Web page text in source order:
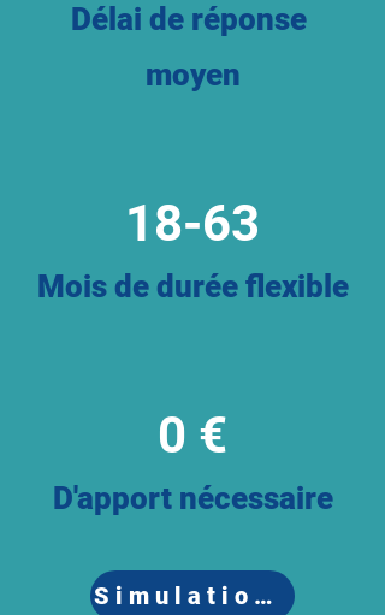
Délai de réponse
moyen
18-63
Mois de durée flexible
0 €
D'apport nécessaire
Simulation gratuite